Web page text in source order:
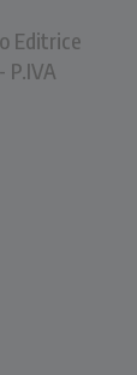
Editrice
P.IVA